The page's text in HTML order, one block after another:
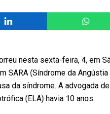
nesta sexta-feira, 4, em
SARA (Síndrome da
da síndrome. A advogada
(ELA) havia 10 anos.